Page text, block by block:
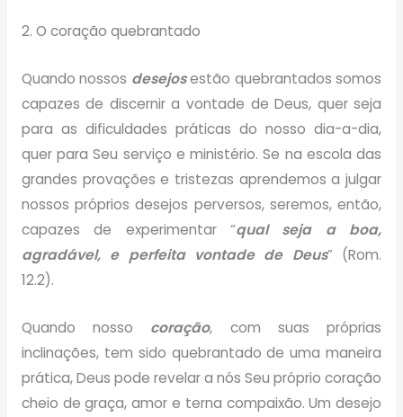
2. O coração quebrantado
Quando nossos desejosestão quebrantados somos
capazes de discernir a vontade de Deus, quer seja
para as dificuldades práticas do nosso dia-a-dia,
quer para Seu serviço e ministério. Se na escola das
grandes provações e tristezas aprendemos a julgar
nossos próprios desejos perversos, seremos, então,
capazes de experimentar “qual seja a boa,
agradável, e perfeita vontade de Deus” (Rom.
12.2).
Quando nosso coração, com suas próprias
inclinações, tem sido quebrantado de uma maneira
prática, Deus pode revelar a nós Seu próprio coração
cheio de graça, amor e terna compaixão. Um desejo